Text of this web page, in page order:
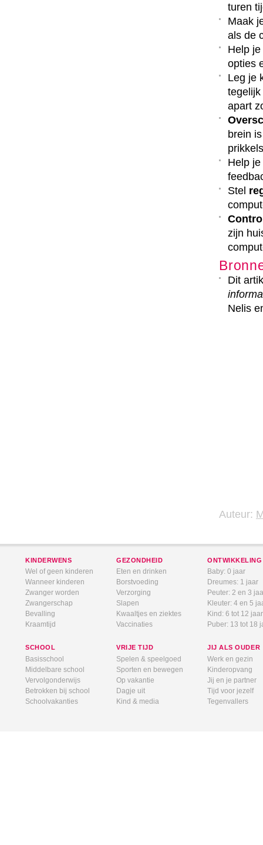
turen
Maak
als de
Help
opties
Leg je
apart
brein
Help
Stel
zijn
Dit
Nelis
Auteur:
KINDERWENS
Wel of geen kinderen
Wanneer kinderen
Zwanger worden
Zwangerschap
Bevalling
Kraamtijd
GEZONDHEID
Eten en drinken
Borstvoeding
Verzorging
Slapen
Kwaaltjes en ziektes
Vaccinaties
ONTWIKKELING
Baby: 0 jaar
Dreumes: 1 jaar
Peuter: 2 en 3
Kleuter: 4 en 5
Kind: 6 tot 12 jaar
Puber: 13 tot 18
SCHOOL
Basisschool
Middelbare school
Vervolgonderwijs
Betrokken bij school
Schoolvakanties
VRIJE TIJD
Spelen & speelgoed
Sporten en bewegen
Op vakantie
Dagje uit
Kind & media
JIJ ALS OUDER
Werk en gezin
Kinderopvang
Jij en je partner
Tijd voor jezelf
Tegenvallers